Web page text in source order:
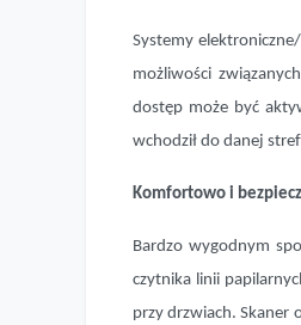
Systemy
możliwości
dostęp może być
wchodził do danej
Komfortowo i
Bardzo wygodnym
czytnika linii
przy drzwiach. Skaner